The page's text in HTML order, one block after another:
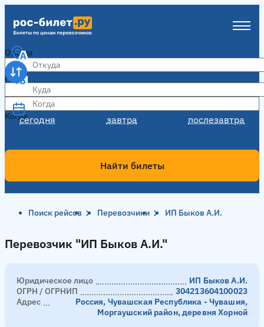
Откуда
Куда
Когда
сегодня завтра послезавтра
Когда
Найти билеты
Поиск рейсов Перевозчики ИП Быков А.И.
Перевозчик "ИП Быков А.И."
Перевозчик "ИП Быков А.И."
Юридическое лицо
ИП Быков А.И.
ОГРН / ОГРНИП
304213604100023
Адрес
Россия, Чувашская Республика - Чувашия,
Моргаушский район, деревня Хорной